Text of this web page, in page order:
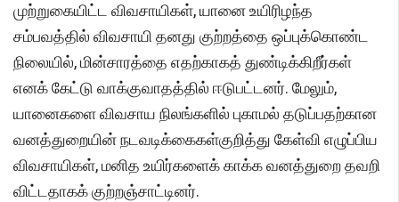
முற்றுகையிட்ட விவசாயிகள், யானை உயிரிழந்த
சம்பவத்தில் விவசாயி தனது குற்றத்தை ஒப்புக்கொண்ட
நிலையில், மின்சாரத்தை எதற்காகத் துண்டிக்கிறீர்கள்
எனக் கேட்டு வாக்குவாதத்தில் ஈடுபட்டனர். மேலும்,
யானைகளை விவசாய நிலங்களில் புகாமல் தடுப்பதற்கான
வனத்துறையின் நடவடிக்கைகள்குறித்து கேள்வி எழுப்பிய
விவசாயிகள், மனித உயிர்களைக் காக்க வனத்துறை தவறி
விட்டதாகக் குற்றஞ்சாட்டினர்.